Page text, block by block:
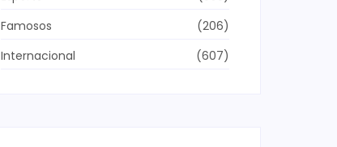
Famosos
(206)
Internacional
(607)